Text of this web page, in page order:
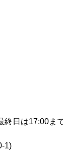
日は17:00まで
1)